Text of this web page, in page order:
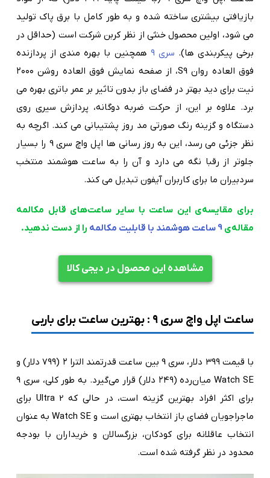
بازیافتی بیشتری ساخته شده و به طور کامل با برق پاک تولید
می شود، اولین محصول خنثی از نظر کربن شرکت است (حداقل در
برخی پیکربندی ها). سری ۹
همچنین با بهره مندی از پردازنده
فوق العاده روان S9، از صفحه نمایش فوق العاده روشن ۲۰۰۰
نیت برای دید بهتر در فضای باز بدون تاثیر بر عمر باتری بهره می
برد. علاوه بر این، از حرکت ضربه دوگانه، پردازش سیری روی
دستگاه و گزینه رنگ صورتی مد روز پشتیبانی می کند. اگرچه به
نظر جزئی می رسد، این به روز رسانی ها اپل واچ سری 9 را بسیار
جلوتر از رقبا نگه می دارد و آن را به ساعت هوشمند منتخب
سردبیران ما برای کاربران آیفون تبدیل می کند.
برای مقایسه‌ی این ساعت با سایر ساعت‌های قابل مکالمه
مقاله‌ی 9 ساعت هوشمند با قابلیت مکالمه را از دست ندهید.
مشاهده این محصول در دیجی کالا
ساعت اپل واچ سری ۹ : بهترین ساعت برای باربی
با قیمت ۳۹۹ دلار، سری 9 بین ساعت قدرتمند الترا ۲ (۷۹۹ دلار) و
Watch SE میان‌رده (۲۴۹ دلار) قرار می‌گیرد. به طور کلی، سری 9
برای اکثر افراد بهترین گزینه است، در حالی که Ultra 2 برای
ماجراجویان فضای باز انتخاب بهتری است و Watch SE به عنوان
انتخاب عاقلانه برای کودکان، بزرگسالان و خریداران با بودجه
محدود در نظر گرفته شده است.